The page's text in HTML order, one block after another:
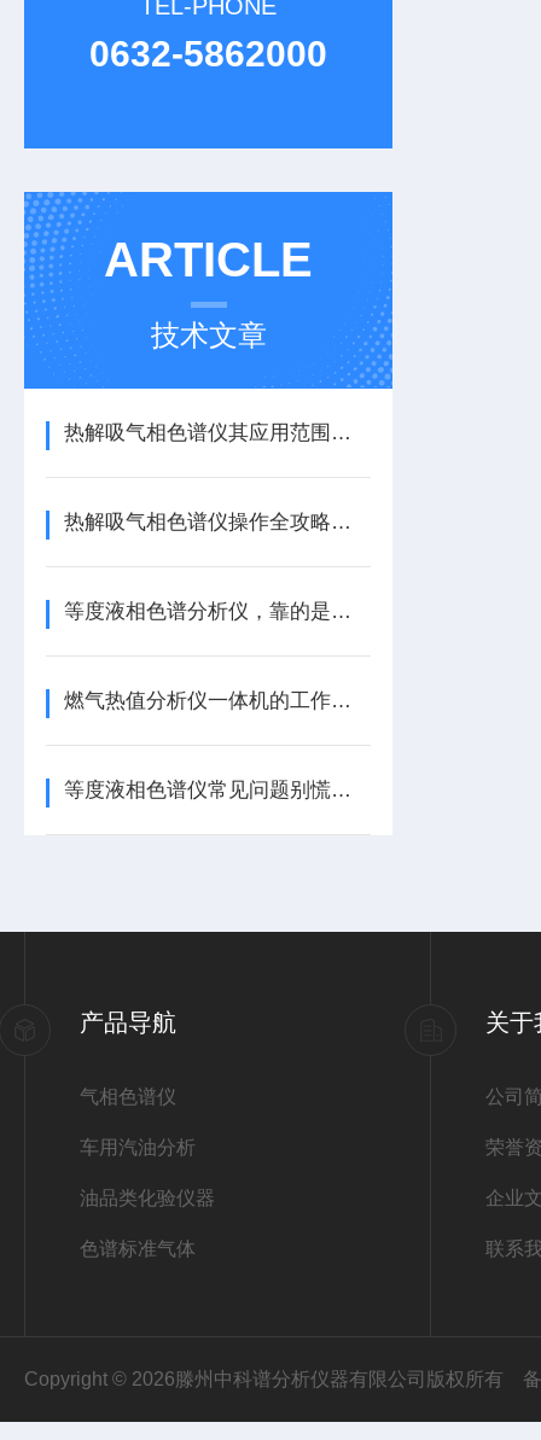
TEL-PHONE
0632-5862000
ARTICLE
技术文章
热解吸气相色谱仪其应用范围十分广泛，主要涵盖以下几个核心领域
热解吸气相色谱仪操作全攻略：从入门到精准上手，一步到位！
等度液相色谱分析仪，靠的是哪些核心组成？一文带你梳理清楚！
燃气热值分析仪一体机的工作原理是怎样的？
等度液相色谱仪常见问题别慌！实用解决方法，一篇读懂
产品导航
气相色谱仪
车用汽油分析
油品类化验仪器
色谱标准气体
关于
公司
荣誉
企业
联系
Copyright © 2026滕州中科谱分析仪器有限公司版权所有